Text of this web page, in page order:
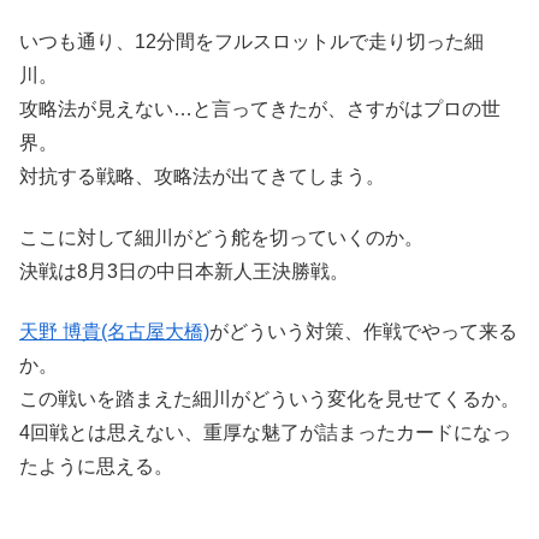
いつも通り、12分間をフルスロットルで走り切った細
川。
攻略法が見えない…と言ってきたが、さすがはプロの世
界。
対抗する戦略、攻略法が出てきてしまう。
ここに対して細川がどう舵を切っていくのか。
決戦は8月3日の中日本新人王決勝戦。
天野 博貴(名古屋大橋)がどういう対策、作戦でやって来る
か。
この戦いを踏まえた細川がどういう変化を見せてくるか。
4回戦とは思えない、重厚な魅了が詰まったカードになっ
たように思える。